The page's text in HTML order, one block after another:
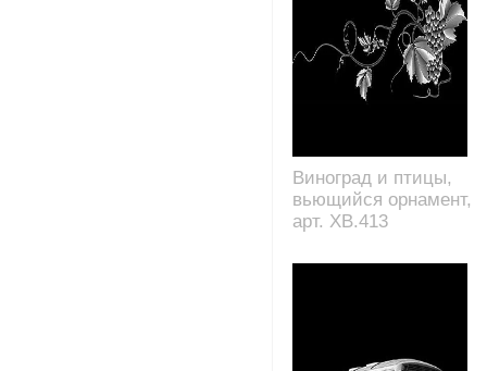
Виноград и птицы,
вьющийся орнамент,
арт. XB.413